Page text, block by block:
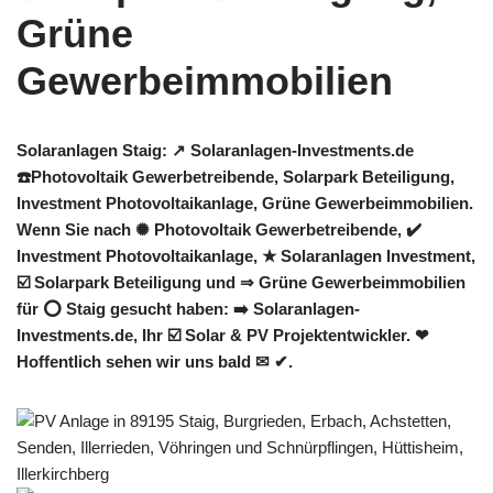
Solaranlagen Staig: ↗️ Solaranlagen-Investments.de
☎️Photovoltaik Gewerbetreibende, Solarpark Beteiligung,
Investment Photovoltaikanlage, Grüne Gewerbeimmobilien.
Wenn Sie nach ✺ Photovoltaik Gewerbetreibende, ✔️
Investment Photovoltaikanlage, ★ Solaranlagen Investment,
☑️ Solarpark Beteiligung und ⇒ Grüne Gewerbeimmobilien
für ⭕ Staig gesucht haben: ➡️ Solaranlagen-
Investments.de, Ihr ☑️ Solar & PV Projektentwickler. ❤
Hoffentlich sehen wir uns bald ✉ ✔.